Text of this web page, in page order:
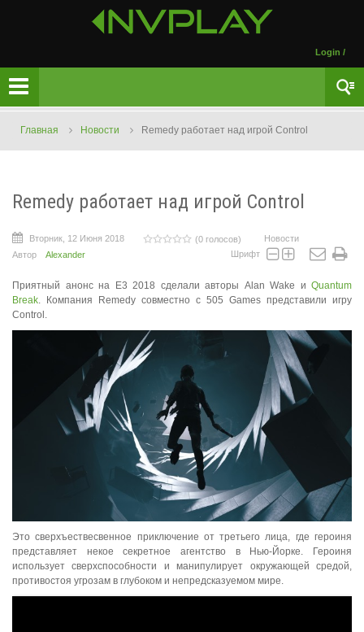
Login /
Главная Новости Remedy работает над игрой Control
Remedy работает над игрой Control
Вторник, 12 Июня 2018 (0 голосов)
Новости
Автор
Alexander Шрифт
Приятный анонс на E3 2018 сделали авторы Alan Wake и Quantum
Break. Компания Remedy совместно с 505 Games представили игру
Control.
Это сверхъествесвенное приключение от третьего лица, где героиня
представляет некое секретное агентство в Нью-Йорке. Героиня
использует сверхспособности и манипулирует окружающей средой,
противостоя угрозам в глубоком и непредсказуемом мире.